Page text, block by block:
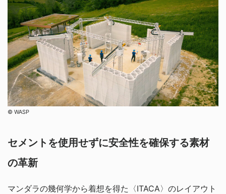
©︎ WASP
セメントを使用せずに安全性を確保する素材
の革新
マンダラの幾何学から着想を得た〈ITACA〉のレイアウト